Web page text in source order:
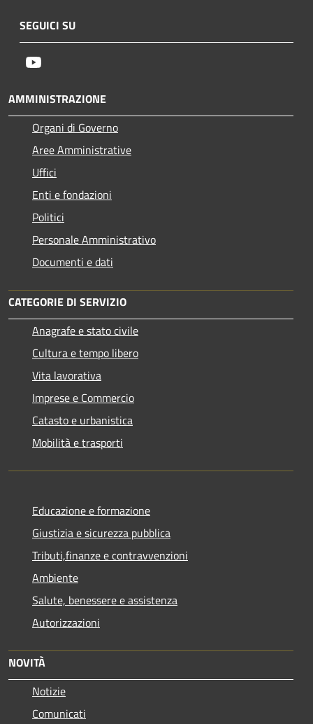
SEGUICI SU
AMMINISTRAZIONE
Organi di Governo
Aree Amministrative
Uffici
Enti e fondazioni
Politici
Personale Amministrativo
Documenti e dati
CATEGORIE DI SERVIZIO
Anagrafe e stato civile
Cultura e tempo libero
Vita lavorativa
Imprese e Commercio
Catasto e urbanistica
Mobilità e trasporti
Educazione e formazione
Giustizia e sicurezza pubblica
Tributi,finanze e contravvenzioni
Ambiente
Salute, benessere e assistenza
Autorizzazioni
NOVITÀ
Notizie
Comunicati